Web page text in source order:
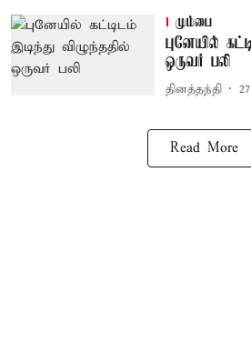
மும்பை
புனேயில்
ஒருவர் பலி
தினத்தந்தி
Read More